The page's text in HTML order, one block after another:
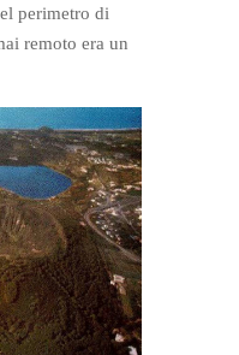
perimetro di
remoto era un